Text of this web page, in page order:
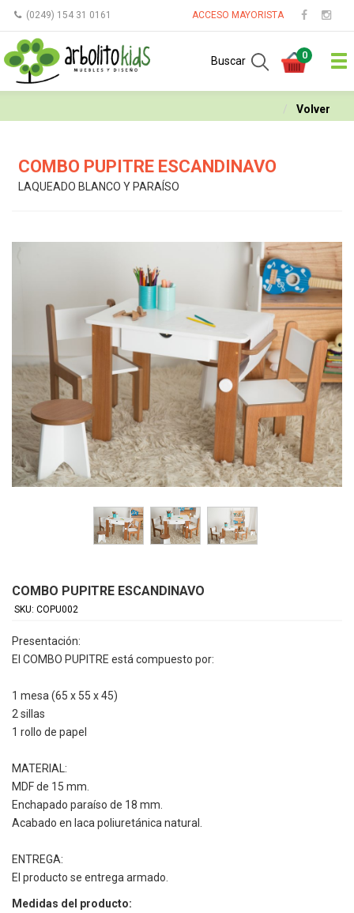
(0249) 154 31 0161 ACCESO MAYORISTA
0
Buscar
Volver
COMBO PUPITRE ESCANDINAVO
LAQUEADO BLANCO Y PARAÍSO
COMBO PUPITRE ESCANDINAVO
SKU: COPU002
Presentación:
El COMBO PUPITRE está compuesto por:
1 mesa (65 x 55 x 45)
2 sillas
1 rollo de papel
MATERIAL:
MDF de 15 mm.
Enchapado paraíso de 18 mm.
Acabado en laca poliuretánica natural.
ENTREGA:
El producto se entrega armado.
Medidas del producto: